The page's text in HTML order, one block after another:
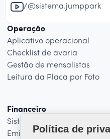
/@sistema.jumppark
Operação
Aplicativo operacional
Checklist de avaria
Gestão de mensalistas
Leitura da Placa por Foto
Financeiro
Sistema Administrativo
Emissão de nota fiscal de
Política de